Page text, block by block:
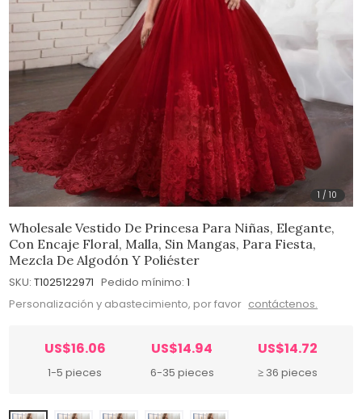
1 /10
Wholesale Vestido De Princesa Para Niñas, Elegante,
Con Encaje Floral, Malla, Sin Mangas, Para Fiesta,
Mezcla De Algodón Y Poliéster
SKU: T1025122971 Pedido mínimo: 1
Personalización y abastecimiento, por favor contáctenos.
US$16.06
1-5 pieces
US$14.94
6-35 pieces
US$14.72
≥ 36 pieces